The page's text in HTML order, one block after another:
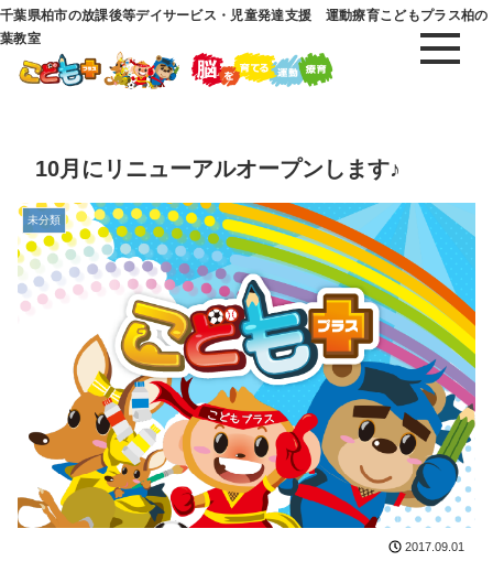
千葉県柏市の放課後等デイサービス・児童発達支援 運動療育こどもプラス柏の
葉教室
10月にリニューアルオープンします♪
未分類
2017.09.01